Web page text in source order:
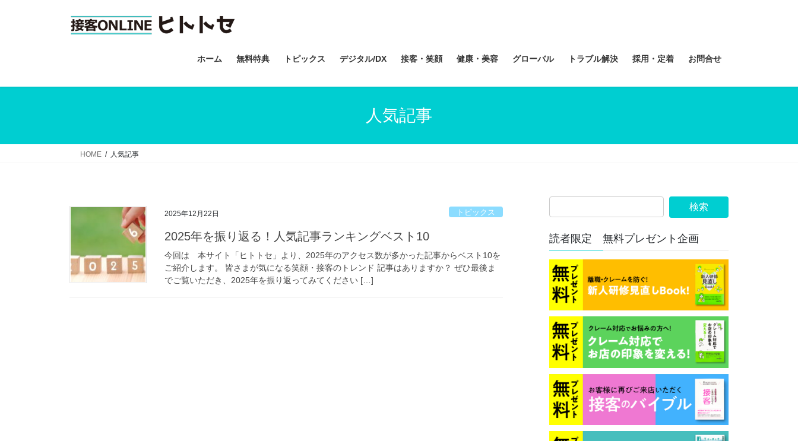
ホーム 無料特典 トピックス デジタル/DX 接客・笑顔 健康・美容 グローバル トラブル解決 採用・定着 お問合せ
人気記事
HOME 人気記事
2025年12月22日 トピックス
2025年を振り返る！人気記事ランキングベスト10
今回は 本サイト「ヒトトセ」より、2025年のアクセス数が多かった記事からベスト10を
ご紹介します。 皆さまが気になる笑顔・接客のトレンド 記事はありますか？ ぜひ最後ま
でご覧いただき、2025年を振り返ってみてください […]
読者限定 無料プレゼント企画